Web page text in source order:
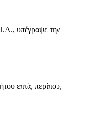
υπέγραψε την
επτά, περίπου,